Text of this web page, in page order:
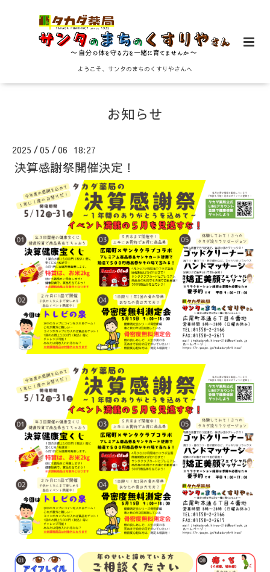
ようこそ、サンタのまちのくすりやさんへ
お知らせ
2025 /05 /06 18:27
決算感謝祭開催決定！